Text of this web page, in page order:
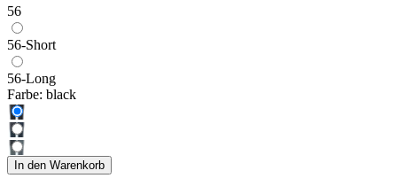
56
56-Short
56-Long
Farbe: black
In den Warenkorb